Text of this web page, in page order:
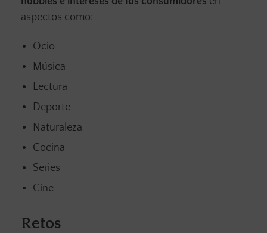
aspectos como:
Ocio
Música
Lectura
Deporte
Naturaleza
Cocina
Series
Cine
Retos